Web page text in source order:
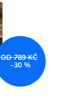
OD 789 KČ
–30 %